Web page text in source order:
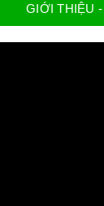
GIỚI THIỆU